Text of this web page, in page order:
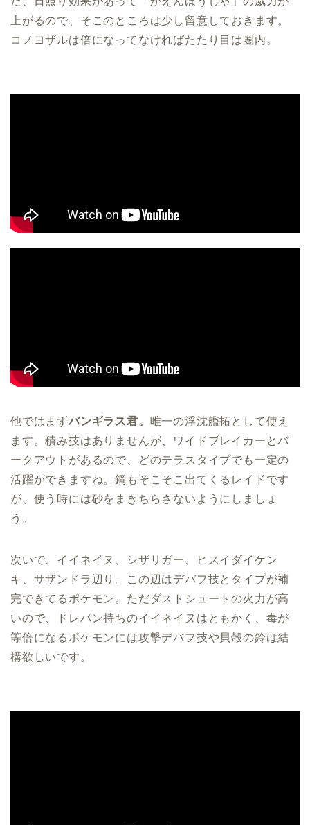
上がるので、そこのところは少し留意しておきます。
コノヨザルは倍になってなければたたり目は圏内。
他ではまずバンギラス君。 唯一の浮沈艦拓として使え
ます。積み技はありませんが、ワイドブレイカーとバ
ークアウトがあるので、どのテラスタイプでも一定の
活躍ができますね。鋼もそこそこ出てくるレイドです
が、使う時には砂をまきちらさないようにしましょ
う。
次いで、イイネイヌ、シザリガー、ヒスイダイケン
キ、サザンドラ辺り。この辺はデバフ技とタイプが補
完できてるポケモン。ただダストシュートの火力が高
いので、ドレパン持ちのイイネイヌはともかく、毒が
等倍になるポケモンには攻撃デバフ技や貝殻の鈴は結
構欲しいです。